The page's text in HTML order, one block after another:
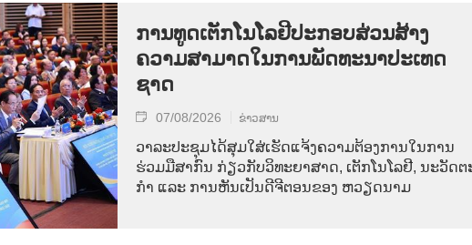
ການ​ທູດ​ເຕັກ​ໂນ​ໂລ​ຢີ​ປະ​ກອບ​ສ່ວນ​ສ້າງ​
ຄວາມ​ສາ​ມາດ​ໃນ​ການ​ພັດ​ທະ​ນາ​ປະ​ເທດ​
ຊາດ
07/08/2026 ຂ່າວສານ
ວາ​ລະ​ປະ​ຊຸມ​ໄດ້​ສຸມ​ໃສ່​ເຮັດ​ແຈ້ງ​ຄວາມ​ຕ້ອງ​ການ​ໃນ​ການ​
ຮ່ວມ​ມື​ສາ​ກົນ ກ່ຽວ​ກັບ​ວິ​ທະ​ຍາ​ສາດ, ເຕັກ​ໂນ​ໂລ​ຢີ, ນະ​ວັດ​ຕ
ກຳ ແລະ ການ​ຫັນ​ເປັນ​ດີ​ຈີ​ຕອນ​ຂອງ ຫວຽດ​ນາມ